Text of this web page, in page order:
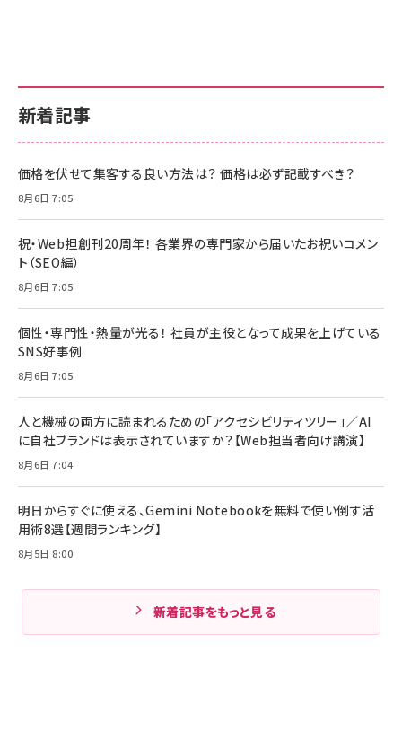
新着記事
価格を伏せて集客する良い方法は？ 価格は必ず記載すべき？
8月6日 7:05
祝・Web担創刊20周年！ 各業界の専門家から届いたお祝いコメン
ト（SEO編）
8月6日 7:05
個性・専門性・熱量が光る！ 社員が主役となって成果を上げている
SNS好事例
8月6日 7:05
人と機械の両方に読まれるための「アクセシビリティツリー」／AI
に自社ブランドは表示されていますか？【Web担当者向け講演】
8月6日 7:04
明日からすぐに使える、Gemini Notebookを無料で使い倒す活
用術8選【週間ランキング】
8月5日 8:00
新着記事をもっと見る